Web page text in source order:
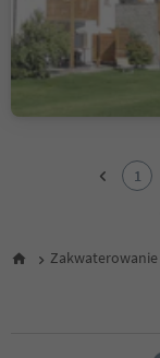
6
1
Zakwaterowanie